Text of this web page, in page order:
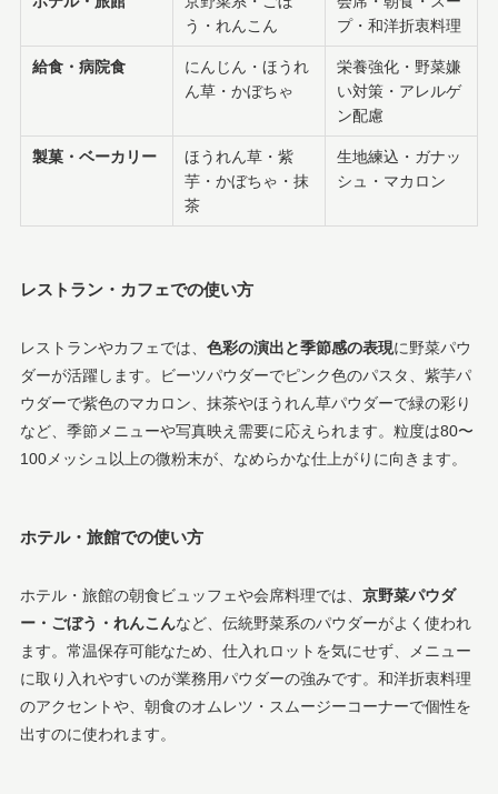
う・れんこん
プ・和洋折衷料理
給食・病院食
にんじん・ほうれ
ん草・かぼちゃ
栄養強化・野菜嫌
い対策・アレルゲ
ン配慮
製菓・ベーカリー
ほうれん草・紫
芋・かぼちゃ・抹
茶
生地練込・ガナッ
シュ・マカロン
レストラン・カフェでの使い方
レストランやカフェでは、 色彩の演出と季節感の表現に野菜パウ
ダーが活躍します。ビーツパウダーでピンク色のパスタ、紫芋パ
ウダーで紫色のマカロン、抹茶やほうれん草パウダーで緑の彩り
など、季節メニューや写真映え需要に応えられます。粒度は80〜
100メッシュ以上の微粉末が、なめらかな仕上がりに向きます。
ホテル・旅館での使い方
ホテル・旅館の朝食ビュッフェや会席料理では、 京野菜パウダ
ー・ごぼう・れんこんなど、伝統野菜系のパウダーがよく使われ
ます。常温保存可能なため、仕入れロットを気にせず、メニュー
に取り入れやすいのが業務用パウダーの強みです。和洋折衷料理
のアクセントや、朝食のオムレツ・スムージーコーナーで個性を
出すのに使われます。